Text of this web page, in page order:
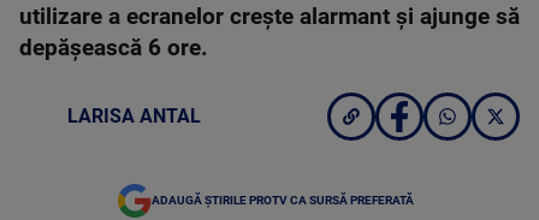
utilizare a ecranelor crește alarmant și ajunge să
depășească 6 ore.
LARISA ANTAL
ADAUGĂ ȘTIRILE PROTV CA SURSĂ PREFERATĂ